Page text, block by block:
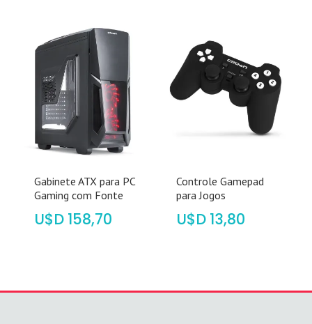
Gabinete ATX para PC
Gaming com Fonte
$ 158,70
Controle Gamepad
para Jogos
$ 13,80